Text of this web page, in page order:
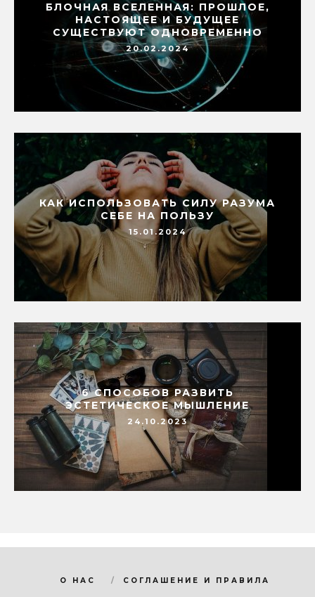
БЛОЧНАЯ ВСЕЛЕННАЯ: ПРОШЛОЕ,
НАСТОЯЩЕЕ И БУДУЩЕЕ
СУЩЕСТВУЮТ ОДНОВРЕМЕННО
20.02.2024
КАК ИСПОЛЬЗОВАТЬ СИЛУ РАЗУМА
СЕБЕ НА ПОЛЬЗУ
15.01.2024
6 СПОСОБОВ РАЗВИТЬ
ЭСТЕТИЧЕСКОЕ МЫШЛЕНИЕ
24.10.2023
О НАС СОГЛАШЕНИЕ И ПРАВИЛА